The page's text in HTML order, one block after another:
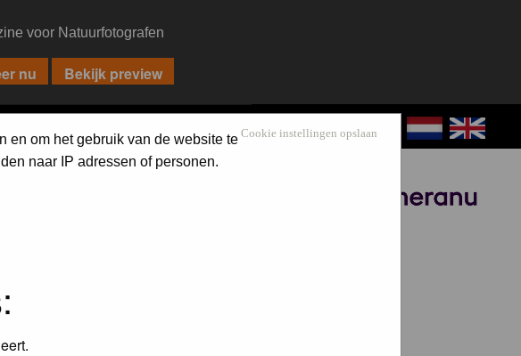
voor Natuurfotografen
Cookie instellingen opslaan
en om het gebruik van de website te
naar IP adressen of personen.